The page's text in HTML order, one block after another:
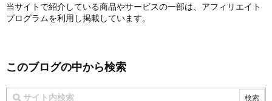
当サイトで紹介している商品やサービスの一部は、アフィリエイト
プログラムを利用し掲載しています。
このブログの中から検索